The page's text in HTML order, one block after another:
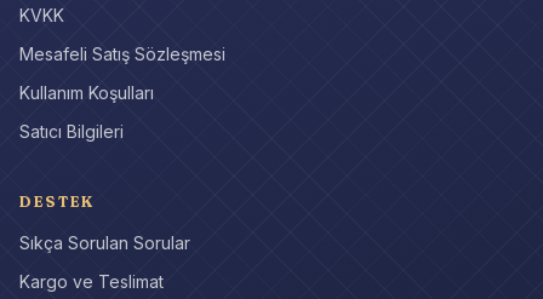
KVKK
Mesafeli Satış Sözleşmesi
Kullanım Koşulları
Satıcı Bilgileri
DESTEK
Sıkça Sorulan Sorular
Kargo ve Teslimat